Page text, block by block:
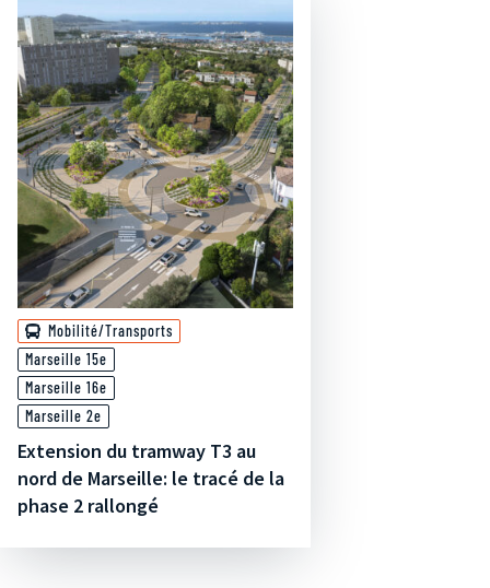
Mobilité/Transports
Marseille 15e
Marseille 16e
Marseille 2e
Extension du tramway T3 au
nord de Marseille: le tracé de la
phase 2 rallongé